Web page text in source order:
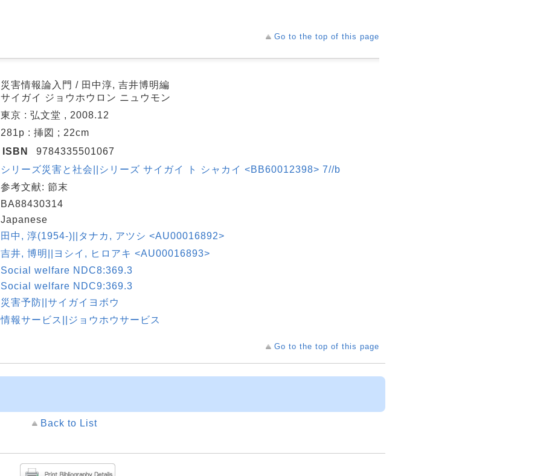
Go to the top of this page
災害情報論入門 / 田中淳, 吉井博明編
サイガイ ジョウホウロン ニュウモン
東京 : 弘文堂 , 2008.12
281p : 挿図 ; 22cm
ISBN
9784335501067
シリーズ災害と社会||シリーズ サイガイ ト シャカイ <BB60012398> 7//b
参考文献: 節末
BA88430314
Japanese
田中, 淳(1954-)||タナカ, アツシ <AU00016892>
吉井, 博明||ヨシイ, ヒロアキ <AU00016893>
Social welfare NDC8:369.3
Social welfare NDC9:369.3
災害予防||サイガイヨボウ
情報サービス||ジョウホウサービス
Go to the top of this page
Back to List